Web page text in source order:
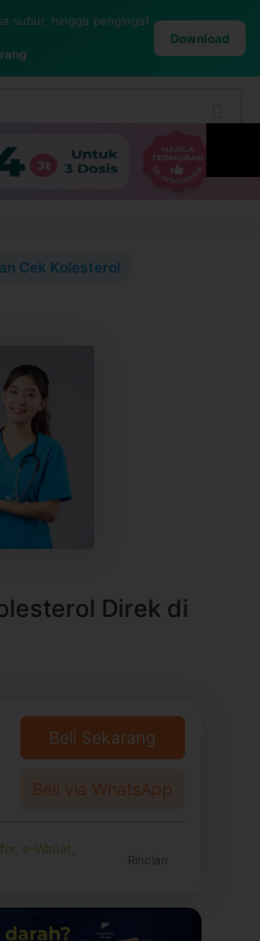
subur, hingga pengingat
Download
Cek Kolesterol
Direk di
Beli Sekarang
Beli via WhatsApp
e-Wallet,
Rincian